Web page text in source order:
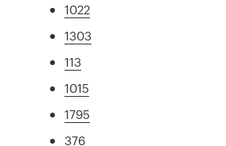
1022
1303
113
1015
1795
376